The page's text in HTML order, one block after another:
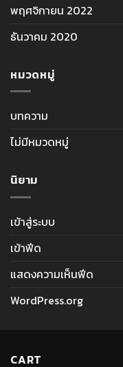
พฤศจิกายน 2022
ธันวาคม 2020
หมวดหมู่
บทความ
ไม่มีหมวดหมู่
นิยาม
เข้าสู่ระบบ
เข้าฟีด
แสดงความเห็นฟีด
WordPress.org
CART